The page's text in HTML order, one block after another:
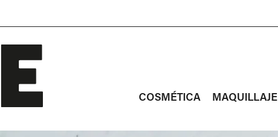
COSMÉTICA MAQUILLAJE